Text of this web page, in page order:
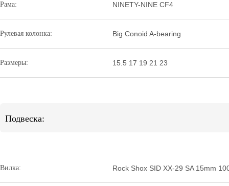
Рама: NINETY-NINE CF4
Рулевая колонка: Big Conoid A-bearing
Размеры: 15.5 17 19 21 23
Подвеска:
Вилка: Rock Shox SID XX-29 SA 15mm